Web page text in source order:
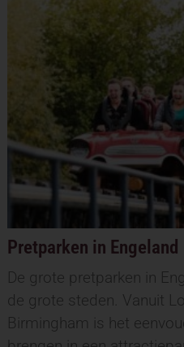
Pretparken in Engeland
De grote pretparken in
de grote steden. Vanuit
Birmingham is het